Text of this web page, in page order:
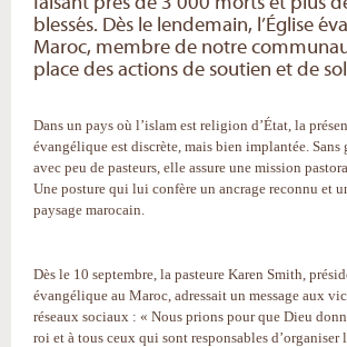
blessés. Dès le lendemain, l’Église
Maroc, membre de notre
place des actions de soutien et de
Dans un pays où l’islam est religion d’État, la
évangélique est discrète, mais bien implantée. Sans
avec peu de pasteurs, elle assure une mission
Une posture qui lui confère un ancrage reconnu et
paysage marocain.
Dès le 10 septembre, la pasteure Karen Smith,
évangélique au Maroc, adressait un message aux
réseaux sociaux : « Nous prions pour que Dieu
roi et à tous ceux qui sont responsables d’organiser